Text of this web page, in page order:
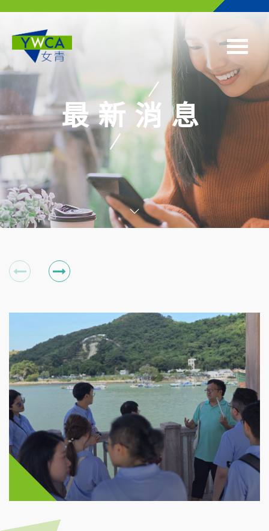
最新消息